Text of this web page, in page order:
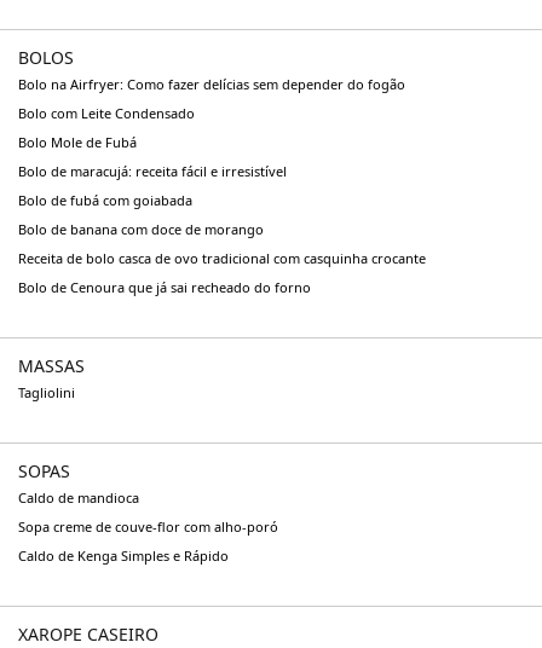
BOLOS
Bolo na Airfryer: Como fazer delícias sem depender do fogão
Bolo com Leite Condensado
Bolo Mole de Fubá
Bolo de maracujá: receita fácil e irresistível
Bolo de fubá com goiabada
Bolo de banana com doce de morango
Receita de bolo casca de ovo tradicional com casquinha crocante
Bolo de Cenoura que já sai recheado do forno
MASSAS
Tagliolini
SOPAS
Caldo de mandioca
Sopa creme de couve-flor com alho-poró
Caldo de Kenga Simples e Rápido
XAROPE CASEIRO